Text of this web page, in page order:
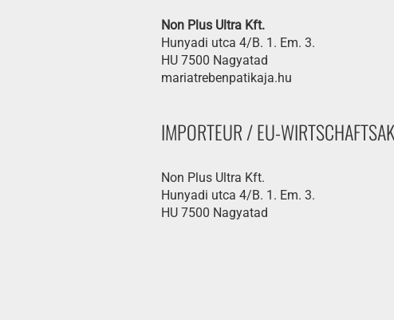
Non Plus Ultra Kft.
Hunyadi utca 4/B. 1. Em. 3.
HU 7500 Nagyatad
mariatrebenpatikaja.hu
IMPORTEUR / EU-
Non Plus Ultra Kft.
Hunyadi utca 4/B. 1. Em. 3.
HU 7500 Nagyatad